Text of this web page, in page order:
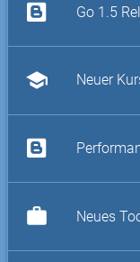
Go 1.5
school Neuer
work Neues